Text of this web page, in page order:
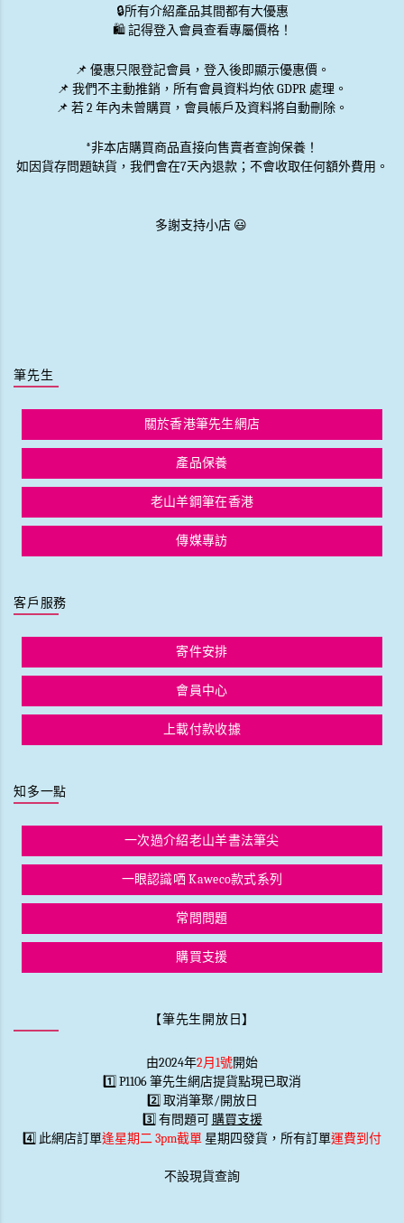
🔒所有介紹產品其間都有大優惠
🛍️ 記得登入會員查看專屬價格！
📌 優惠只限登記會員 ，登入後即顯示優惠價。
📌 我們不主動推銷 ，所有會員資料均依 GDPR 處理。
📌 若 2 年內未曾購買，會員帳戶及資料將自動刪除。
*非本店購買商品直接向售賣者查詢保養！
如因貨存問題缺貨，我們會在7天內退款；不會收取任何額外費用。
多謝支持小店 😃
筆先生
關於香港筆先生網店
產品保養
老山羊鋼筆在香港
傳媒專訪
客戶服務
寄件安排
會員中心
上載付款收據
知多一點
一次過介紹老山羊書法筆尖
一眼認識哂 Kaweco款式系列
常問問題
購買支援
【筆先生開放日】
由2024年2月1號開始
1️⃣ P1106 筆先生網店提貨點現已取消
2️⃣ 取消筆聚/開放日
3️⃣ 有問題可 購買支援
4️⃣ 此網店訂單逢星期二 3pm截單 星期四發貨，所有訂單運費到付
不設現貨查詢